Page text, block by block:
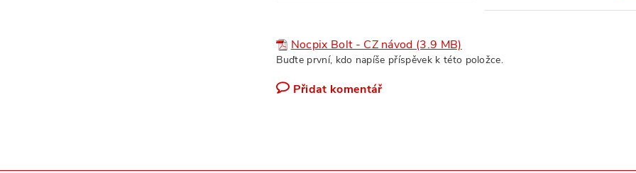
Nocpix Bolt - CZ návod (3.9 MB)
Buďte první, kdo napíše příspěvek k této položce.
Přidat komentář